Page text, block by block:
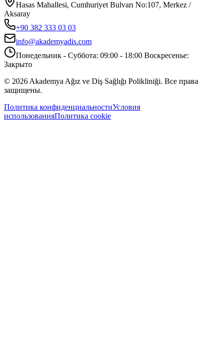
Hasas Mahallesi, Cumhuriyet Bulvarı No:107, Merkez /
Aksaray
+90 382 333 03 03
info@akademyadis.com
Понедельник - Суббота: 09:00 - 18:00 Воскресенье:
Закрыто
© 2026 Akademya Ağız ve Diş Sağlığı Polikliniği. Все права
защищены.
Политика конфиденциальностиУсловия
использованияПолитика cookie